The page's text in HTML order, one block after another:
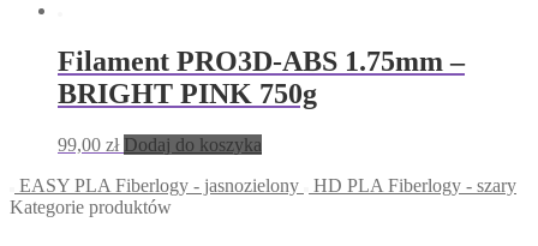
Filament PRO3D-ABS 1.75mm –
BRIGHT PINK 750g
99,00 zł Dodaj do koszyka
EASY PLA Fiberlogy - jasnozielony
HD PLA Fiberlogy - szary
Kategorie produktów